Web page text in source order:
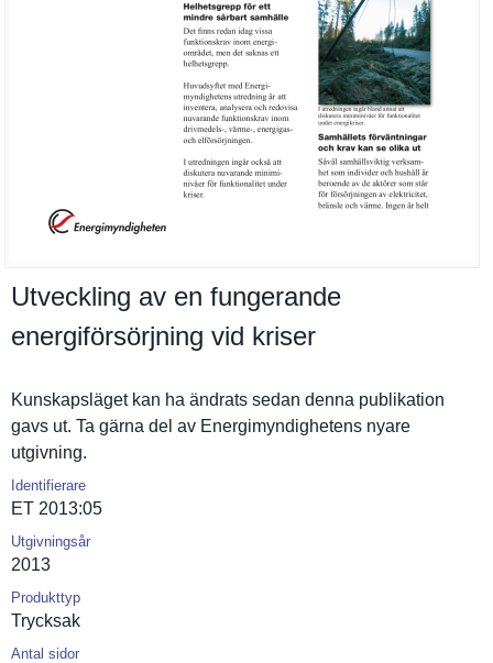
Utveckling av en fungerande
energiförsörjning vid kriser
Kunskapslä­get kan ha ändrats sedan denna publikatio­n
gavs ut. Ta gärna del av Energimynd­ighetens nyare
utgivning.
Identifierare
ET 2013:05
Utgivningsår
2013
Produkttyp
Trycksak
Antal sidor